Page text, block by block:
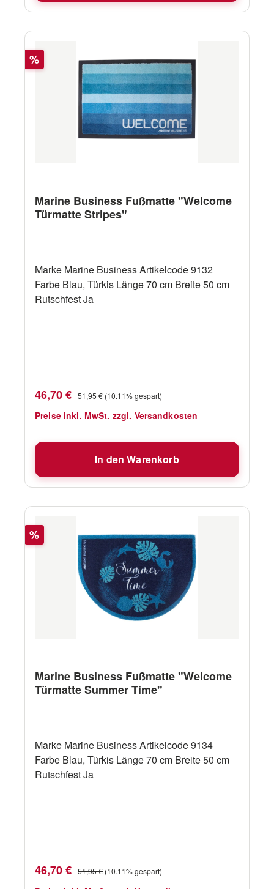
Rabatt
%
Marine Business Fußmatte "Welcome
Türmatte Stripes"
Marke Marine Business Artikelcode 9132
Farbe Blau, Türkis Länge 70 cm Breite 50 cm
Rutschfest Ja
Verkaufspreis:
46,70 € Regulärer Preis:
51,95 € (10.11% gespart)
Preise inkl. MwSt. zzgl. Versandkosten
In den Warenkorb
Rabatt
%
Marine Business Fußmatte "Welcome
Türmatte Summer Time"
Marke Marine Business Artikelcode 9134
Farbe Blau, Türkis Länge 70 cm Breite 50 cm
Rutschfest Ja
Verkaufspreis:
46,70 € Regulärer Preis:
51,95 € (10.11% gespart)